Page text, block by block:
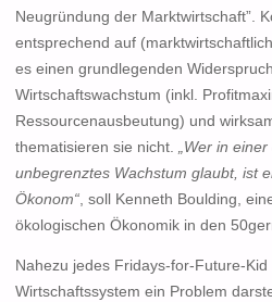
Neugründung der Marktwirtschaft”.
entsprechend auf
es einen grundlegenden
Wirtschaftswachstum (inkl.
Ressourcenausbeutung) und
thematisieren sie nicht.
„Wer in
unbegrenztes Wachstum glaubt, ist
Ökonom“, soll Kenneth Boulding,
ökologischen Ökonomik in den
Nahezu jedes Fridays-for-Future-
Wirtschaftssystem ein Problem